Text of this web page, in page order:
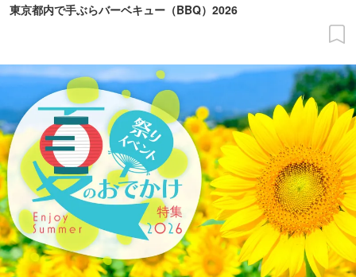
東京都内で手ぶらバーベキュー（BBQ）2026